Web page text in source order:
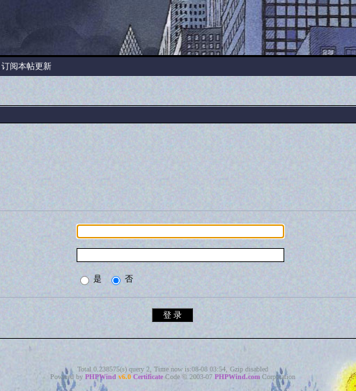
|订阅本帖更新
是 否
Total 0.238575(s) query 2, Time now is:08-08 03:54, Gzip disabled
Powered by PHPWind v6.0 Certificate Code © 2003-07 PHPWind.com Corporation